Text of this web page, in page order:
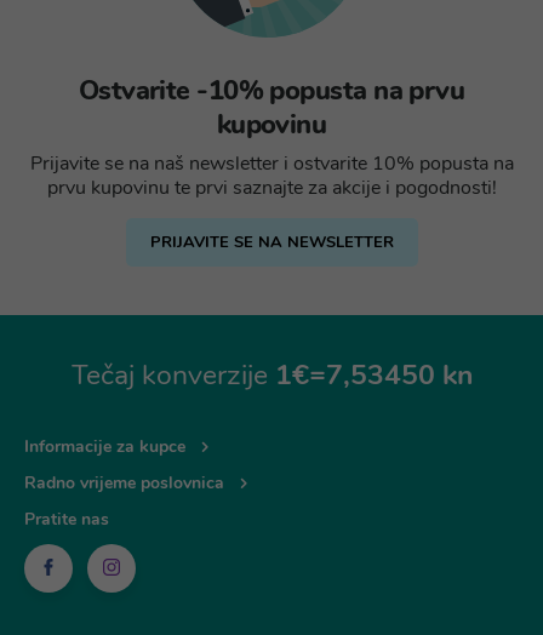
Ostvarite -10% popusta na prvu
kupovinu
Prijavite se na naš newsletter i ostvarite 10% popusta na
prvu kupovinu te prvi saznajte za akcije i pogodnosti!
PRIJAVITE SE NA NEWSLETTER
Tečaj konverzije 1€=7,53450 kn
Informacije za kupce
Radno vrijeme poslovnica
Pratite nas